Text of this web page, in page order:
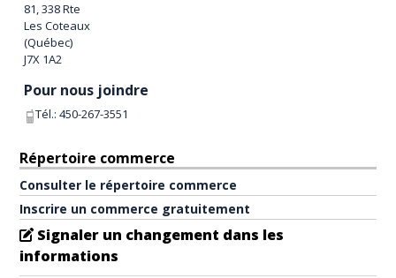
81, 338 Rte
Les Coteaux
(Québec)
J7X 1A2
Pour nous joindre
Tél.:450-267-3551
Répertoire commerce
Consulter le répertoire commerce
Inscrire un commerce gratuitement
Signaler un changement dans les
informations